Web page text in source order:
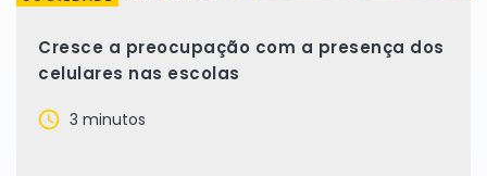
Cresce a preocupação com a presença dos
celulares nas escolas
3 minutos